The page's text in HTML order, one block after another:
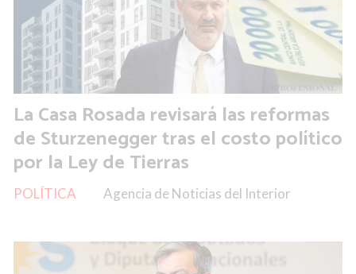
La Casa Rosada revisará las reformas
de Sturzenegger tras el costo político
por la Ley de Tierras
Agencia de Noticias del Interior
POLÍTICA